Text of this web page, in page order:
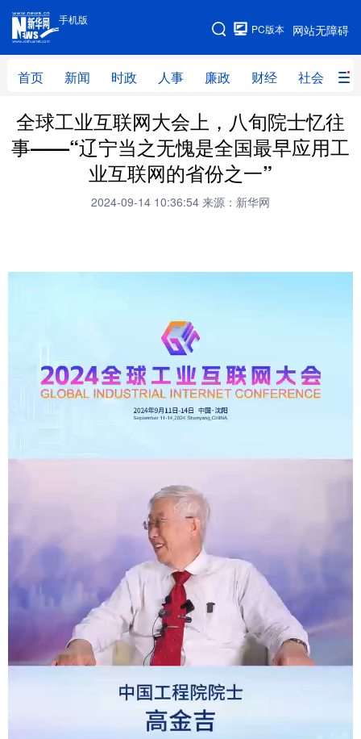
手机版
网站无障碍
PC版本
首页 新闻 时政 人事 廉政 财经 社会 科
手机版
网站地图
首页 新闻 时政 人事
廉政 财经 社会 科技
教育
浙江 安徽 福建 江西
河南 湖北
广东 重庆
甘肃
内蒙古 黑龙江
多语种频道
English Español Français عربى
Русский язык 日本語
Português
全球工业互联网大会上，八旬院士忆往
事——“辽宁当之无愧是全国最早应用工
业互联网的省份之一”
2024-09-14 10:36:54 来源：新华网